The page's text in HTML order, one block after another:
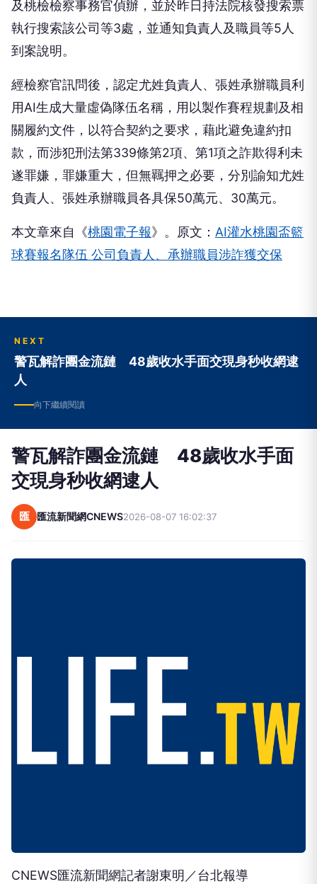
及桃檢檢察事務官偵辦，並於昨日持法院核發搜索票
執行搜索該公司等3處，並通知負責人及職員等5人
到案說明。
經檢察官訊問後，認定尤姓負責人、張姓承辦職員利
用AI生成大量虛偽隊伍名稱，用以製作賽程規劃及相
關履約文件，以符合契約之要求，藉此避免違約扣
款，而涉犯刑法第339條第2項、第1項之詐欺得利未
遂罪嫌，罪嫌重大，但無羈押之必要，分別諭知尤姓
負責人、張姓承辦職員各具保50萬元、30萬元。
本文章來自《桃園電子報》。原文： AI灌水桃園盃籃
球賽報名隊伍 公司負責人、承辦職員涉詐獲交保
NEXT
警瓦解詐團金流鏈 48歲收水手面交現身秒收網逮
人
向下繼續閱讀
警瓦解詐團金流鏈 48歲收水手面
交現身秒收網逮人
匯 匯流新聞網CNEWS2026-08-07 16:02:37
CNEWS匯流新聞網記者謝東明／台北報導